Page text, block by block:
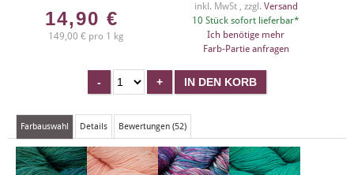
14,90 €
149,00 € pro 1 kg
inkl. MwSt , zzgl. Versand
10 Stück sofort lieferbar*
Ich benötige mehr
Farb-Partie anfragen
Farbauswahl Details Bewertungen (52)